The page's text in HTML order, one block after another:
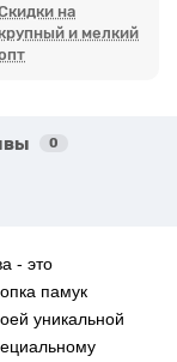
на
крупный и мелкий
0
- это
памук
уникальной